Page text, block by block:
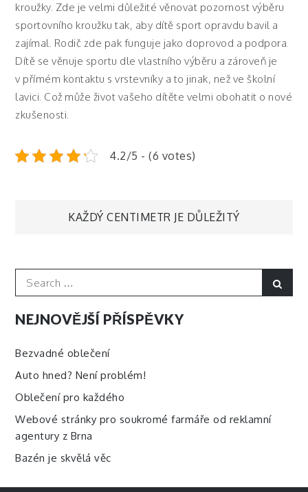
kroužky. Zde je velmi důležité věnovat pozornost výběru
sportovního kroužku tak, aby dítě sport opravdu bavil a
zajímal. Rodič zde pak funguje jako doprovod a podpora.
Dítě se věnuje sportu dle vlastního výběru a zároveň je
v přímém kontaktu s vrstevníky a to jinak, než ve školní
lavici. Což může život vašeho dítěte velmi obohatit o nové
zkušenosti.
4.2/5 - (6 votes)
Navigace
pro
příspěvek
KAŽDÝ CENTIMETR JE DŮLEŽITÝ
Search
for:
NEJNOVĚJŠÍ PŘÍSPĚVKY
Bezvadné oblečení
Auto hned? Není problém!
Oblečení pro každého
Webové stránky pro soukromé farmáře od reklamní
agentury z Brna
Bazén je skvělá věc